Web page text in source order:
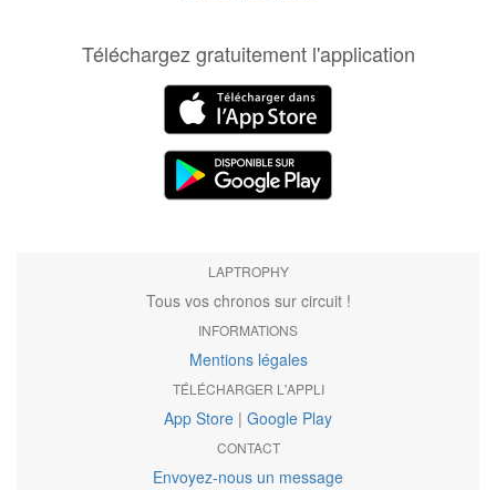
Téléchargez gratuitement l'application
LAPTROPHY
Tous vos chronos sur circuit !
INFORMATIONS
Mentions légales
TÉLÉCHARGER L'APPLI
App Store | Google Play
CONTACT
Envoyez-nous un message